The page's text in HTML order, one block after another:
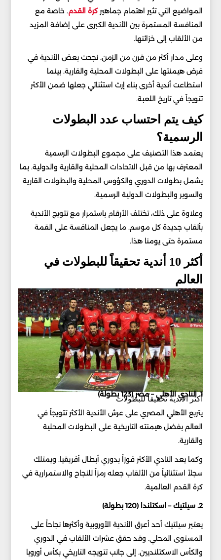
المواضيع التي تثير اهتمام جماهيركرة القدم. خاصة مع
المنافسة المستمرة بين الأندية الكبرى على إضافة المزيد
من الألقاب إلى خزائنها.
وعلى مدار أكثر من قرن من الزمن. نجحت بعض الأندية في
فرض هيمنتها على البطولات المحلية والقارية. بينما
استطاعت أندية أخرى بناء إرث استثنائي جعلها ضمن الأكثر
تتويجاً في تاريخ اللعبة.
كيف يتم احتساب عدد البطولات
الرسمية؟
يعتمد هذا التصنيف على مجموع البطولات الرسمية
المعترف بها من قبل الاتحادات المحلية والقارية والدولية. بما
يشمل بطولات الدوري والكؤوس المحلية والبطولات القارية
والسوبر والبطولات الدولية الرسمية.
وعلاوة على ذلك، تختلف الأرقام باستمرار مع تتويج الأندية
بألقاب جديدة كل موسم. ما يجعل المنافسة على القمة
مستمرة حتى يومنا هذا.
أكثر 10 أندية تحقيقاً للبطولات في
العالم
أكثر الأندية تحقيقاً للبطولات
1. النادي الأهلي – مصر (123 بطولة)
يتربع الأهلي المصري على عرش الأندية الأكثر تتويجاً في
العالم بفضل هيمنته التاريخية على البطولات المحلية
والقارية.
وكما يعد النادي الأكثر فوزاً بدوري أبطال أفريقيا. ويمتلك
سجلاً استثنائياً من الألقاب جعله رمزاً للنجاح والاستمرارية في
كرة القدم العالمية.
2. سيلتيك – اسكتلندا (120 بطولة)
يعتبر سيلتيك أحد أعرق الأندية الأوروبية وأكثرها نجاحاً على
المستوى المحلي. وقد حقق عشرات الألقاب في الدوري
والكأس الاسكتلنديين. إلى جانب تتويجه التاريخي بكأس أوروبا